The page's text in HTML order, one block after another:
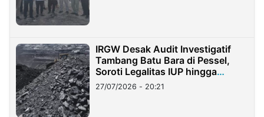
IRGW Desak Audit Investigatif
Tambang Batu Bara di Pessel,
Soroti Legalitas IUP hingga
Stockpile
27/07/2026 - 20:21